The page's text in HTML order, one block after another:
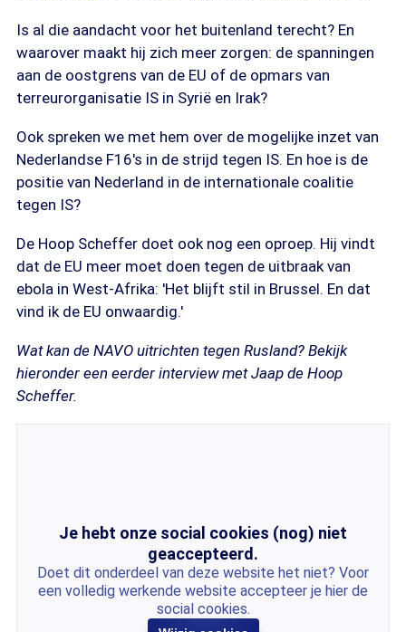
Is al die aandacht voor het buitenland terecht? En
waarover maakt hij zich meer zorgen: de spanningen
aan de oostgrens van de EU of de opmars van
terreurorganisatie IS in Syrië en Irak?
Ook spreken we met hem over de mogelijke inzet van
Nederlandse F16's in de strijd tegen IS. En hoe is de
positie van Nederland in de internationale coalitie
tegen IS?
De Hoop Scheffer doet ook nog een oproep. Hij vindt
dat de EU meer moet doen tegen de uitbraak van
ebola in West-Afrika: 'Het blijft stil in Brussel. En dat
vind ik de EU onwaardig.'
Wat kan de NAVO uitrichten tegen Rusland? Bekijk
hieronder een eerder interview met Jaap de Hoop
Scheffer.
Je hebt onze social cookies (nog) niet
geaccepteerd.
Doet dit onderdeel van deze website het niet? Voor
een volledig werkende website accepteer je hier de
social cookies.